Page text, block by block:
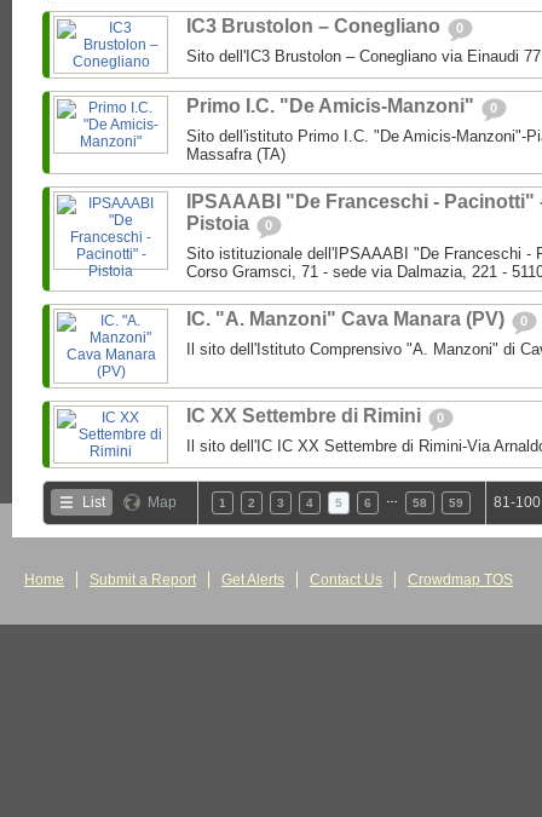
IC3 Brustolon – Conegliano 0
Sito dell'IC3 Brustolon – Conegliano via Einaudi
Primo I.C. "De Amicis-Manzoni" 0
Sito dell'istituto Primo I.C. "De Amicis-Manzoni"-
Massafra (TA)
IPSAAABI "De Franceschi - Pacinotti"
Pistoia
0
Sito istituzionale dell'IPSAAABI "De Franceschi -
Corso Gramsci, 71 - sede via Dalmazia, 221 -
IC. "A. Manzoni" Cava Manara (PV) 0
Il sito dell'Istituto Comprensivo "A. Manzoni" di
IC XX Settembre di Rimini 0
Il sito dell'IC IC XX Settembre di Rimini-Via
List Map 1 2 3 4 5 6 58 59 81-
Home Submit a Report Get Alerts Contact Us Crowdmap TOS